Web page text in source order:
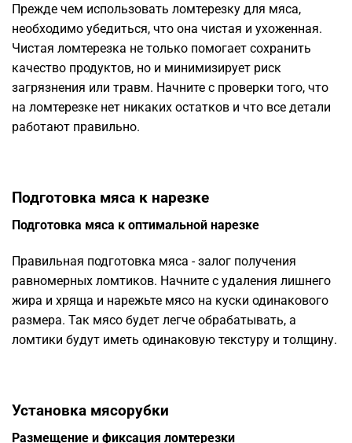
Прежде чем использовать ломтерезку для мяса,
необходимо убедиться, что она чистая и ухоженная.
Чистая ломтерезка не только помогает сохранить
качество продуктов, но и минимизирует риск
загрязнения или травм. Начните с проверки того, что
на ломтерезке нет никаких остатков и что все детали
работают правильно.
Подготовка мяса к нарезке
Подготовка мяса к оптимальной нарезке
Правильная подготовка мяса - залог получения
равномерных ломтиков. Начните с удаления лишнего
жира и хряща и нарежьте мясо на куски одинакового
размера. Так мясо будет легче обрабатывать, а
ломтики будут иметь одинаковую текстуру и толщину.
Установка мясорубки
Размещение и фиксация ломтерезки